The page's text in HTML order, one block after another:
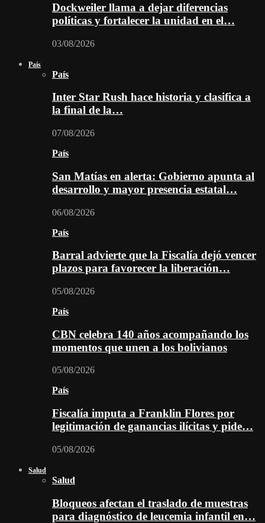
Dockweiler llama a dejar diferencias
políticas y fortalecer la unidad en el…
03/08/2026
País
País
Inter Star Rush hace historia y clasifica a
la final de la…
07/08/2026
País
San Matías en alerta: Gobierno apunta al
desarrollo y mayor presencia estatal…
06/08/2026
País
Barral advierte que la Fiscalía dejó vencer
plazos para favorecer la liberación…
05/08/2026
País
CBN celebra 140 años acompañando los
momentos que unen a los bolivianos
05/08/2026
País
Fiscalía imputa a Franklin Flores por
legitimación de ganancias ilícitas y pide…
05/08/2026
Salud
Salud
Bloqueos afectan el traslado de muestras
para diagnóstico de leucemia infantil en…